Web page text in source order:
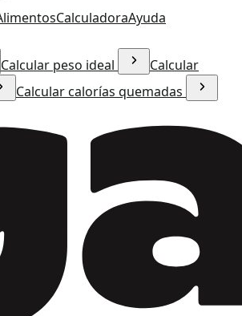
CalculadoraAyuda
Calcular peso ideal
Calcular
Calcular calorías quemadas